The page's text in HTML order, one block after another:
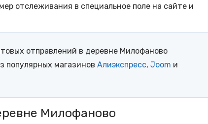
отслеживания в специальное поле на сайте и
отправлений в деревне Милофаново
популярных магазинов Алиэкспресс, Joom и
Милофаново